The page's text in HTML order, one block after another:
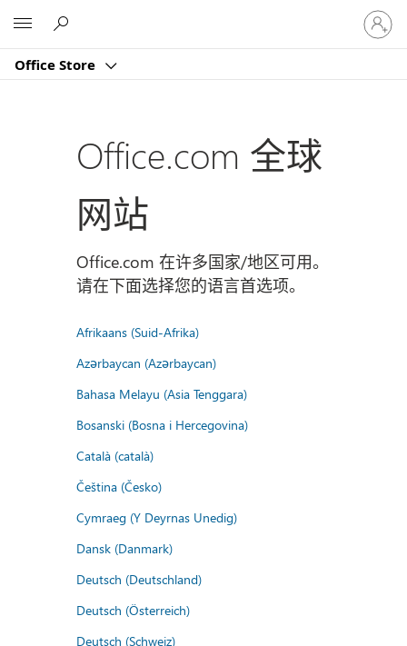
Office Store
请
登
录
Office.com 全球
网站
Office.com 在许多国家/地区可用。
请在下面选择您的语言首选项。
Afrikaans (Suid-Afrika)
Azərbaycan (Azərbaycan)
Bahasa Melayu (Asia Tenggara)
Bosanski (Bosna i Hercegovina)
Català (català)
Čeština (Česko)
Cymraeg (Y Deyrnas Unedig)
Dansk (Danmark)
Deutsch (Deutschland)
Deutsch (Österreich)
Deutsch (Schweiz)